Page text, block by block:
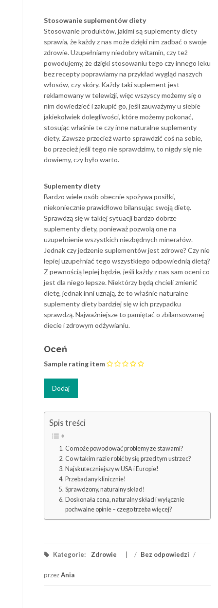
Stosowanie suplementów diety
Stosowanie produktów, jakimi są suplementy diety
sprawia, że każdy z nas może dzięki nim zadbać o swoje
zdrowie. Uzupełniamy niedobry witamin, czy też
powodujemy, że dzięki stosowaniu tego czy innego leku
bez recepty poprawiamy na przykład wygląd naszych
włosów, czy skóry. Każdy taki suplement jest
reklamowany w telewizji, więc wszyscy możemy się o
nim dowiedzieć i zakupić go, jeśli zauważymy u siebie
jakiekolwiek dolegliwości, które możemy pokonać,
stosując właśnie te czy inne naturalne suplementy
diety. Zawsze przecież warto sprawdzić coś na sobie,
bo przecież jeśli tego nie sprawdzimy, to nigdy się nie
dowiemy, czy było warto.
Suplementy diety
Bardzo wiele osób obecnie spożywa posiłki,
niekoniecznie prawidłowo bilansując swoją dietę.
Sprawdzą się w takiej sytuacji bardzo dobrze
suplementy diety, ponieważ pozwolą one na
uzupełnienie wszystkich niezbędnych minerałów.
Jednak czy jedzenie suplementów jest zdrowe? Czy nie
lepiej uzupełniać tego wszystkiego odpowiednią dietą?
Z pewnością lepiej będzie, jeśli każdy z nas sam oceni co
jest dla niego lepsze. Niektórzy będą chcieli zmienić
dietę, jednak inni uznają, że to właśnie naturalne
suplementy diety bardziej się w ich przypadku
sprawdzą. Najważniejsze to pamiętać o zbilansowanej
diecie i zdrowym odżywianiu.
Oceń
Sample rating item
Spis treści
Co może powodować problemy ze stawami?
Co w takim razie robić by się przed tym ustrzec?
Najskuteczniejszy w USA i Europie!
Przebadany klinicznie!
Sprawdzony, naturalny skład!
Doskonała cena, naturalny skład i wyłącznie
pochwalne opinie – czego trzeba więcej?
Kategorie: Zdrowie / Bez odpowiedzi /
przezAnia